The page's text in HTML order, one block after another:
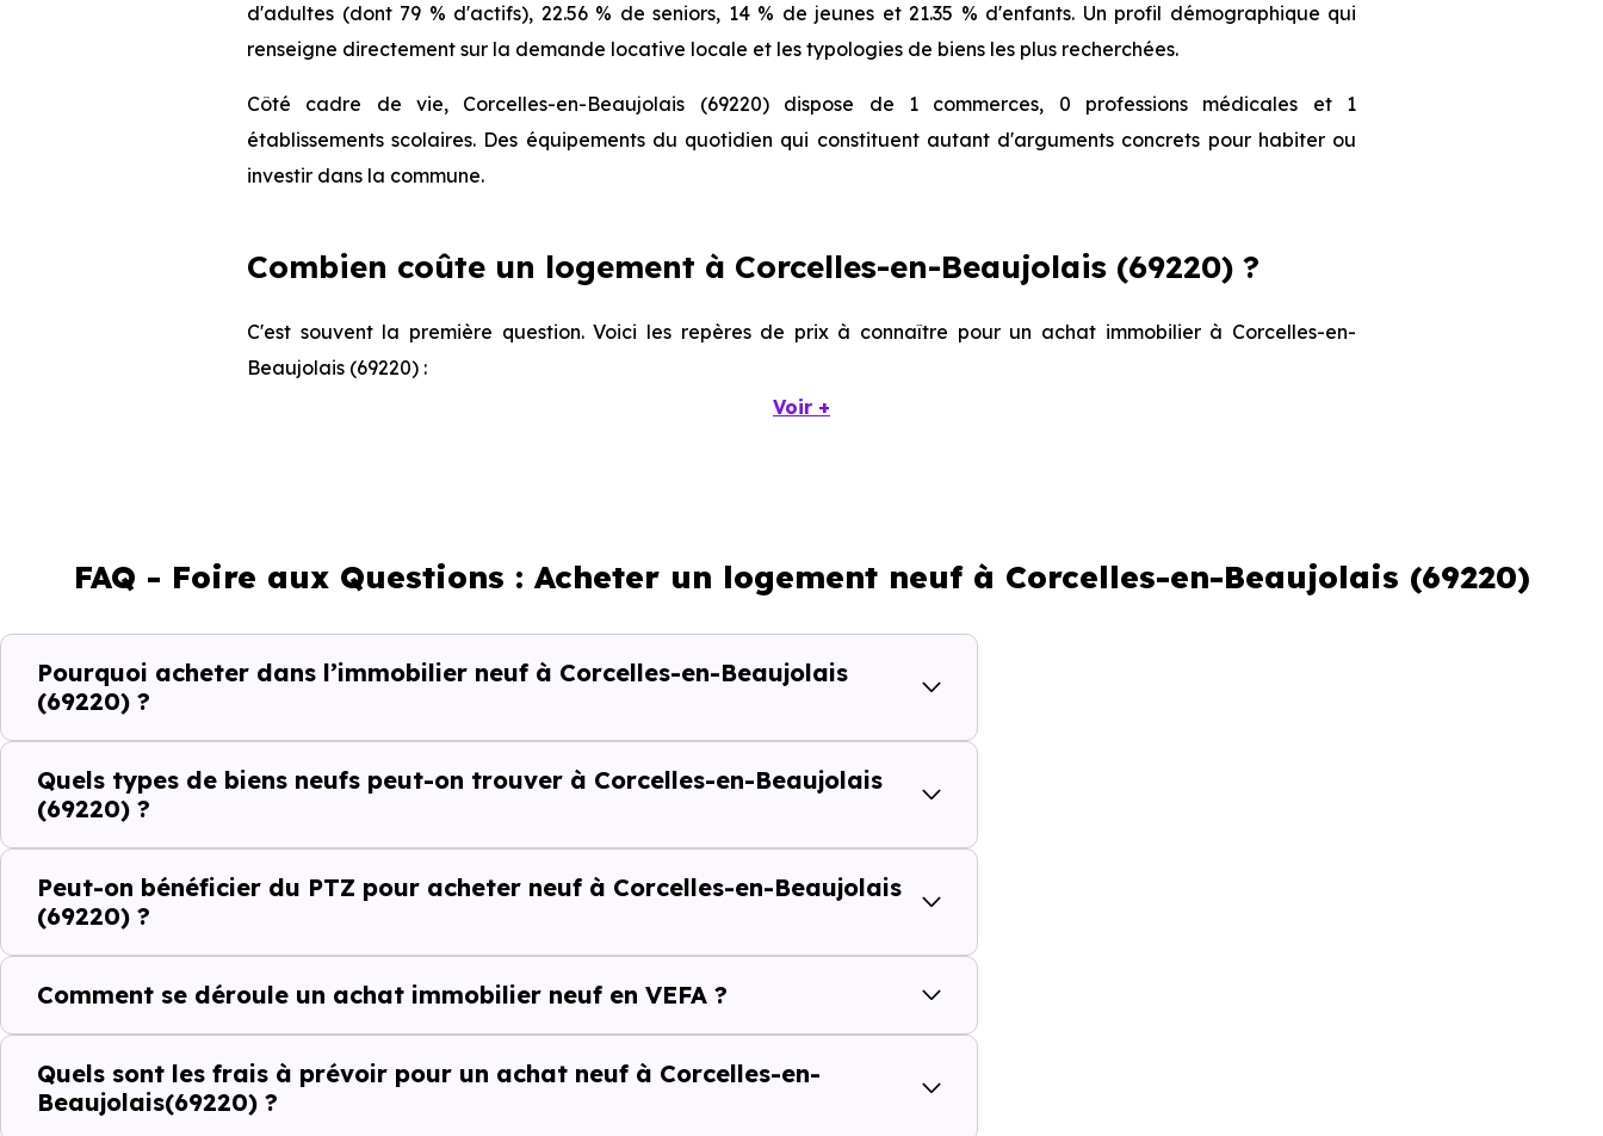
d'adultes (dont 79 % d'actifs), 22.56 % de seniors, 14 % de jeunes et 21.35 % d'enfants. Un profil démographique qui
renseigne directement sur la demande locative locale et les typologies de biens les plus recherchées.
Côté cadre de vie, Corcelles-en-Beaujolais (69220) dispose de 1 commerces, 0 professions médicales et 1
établissements scolaires. Des équipements du quotidien qui constituent autant d'arguments concrets pour habiter ou
investir dans la commune.
Combien coûte un logement à Corcelles-en-Beaujolais (69220) ?
C'est souvent la première question. Voici les repères de prix à connaître pour un achat immobilier à Corcelles-en-
Beaujolais (69220) :
Ces prix varient selon la localisation dans la commune, la surface, les prestations et le stade d'avancement du
programme. Notre moteur de recherche vous permet d'explorer et de filtrer l'ensemble des programmes disponibles à
Corcelles-en-Beaujolais (69220) selon votre budget.
% de résidences secondaires.
Avec 80.4 % de propriétaires et [[PourcentageLocataires] % de locataires, Corcelles-en-Beaujolais présente deux
indicateurs complémentaires : un marché de l'accession et un potentiel locatif à prendre en compte, pour tout projet
d'investissement ou d'achat de résidence principale..
Acheter dans le neuf ou dans l’ancien à Corcelles-en-Beaujolais
(69220) : comparer au-delà du prix au m²
Voir +
FAQ - Foire aux Questions : Acheter un logement neuf à Corcelles-en-Beaujolais (69220)
Pourquoi acheter dans l’immobilier neuf à Corcelles-en-Beaujolais
(69220) ?
Quels types de biens neufs peut-on trouver à Corcelles-en-Beaujolais
(69220) ?
Peut-on bénéficier du PTZ pour acheter neuf à Corcelles-en-Beaujolais
(69220) ?
Comment se déroule un achat immobilier neuf en VEFA ?
Quels sont les frais à prévoir pour un achat neuf à Corcelles-en-
Beaujolais(69220) ?